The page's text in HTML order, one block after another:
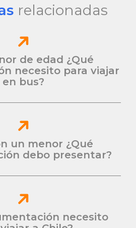
relacionadas
de edad ¿Qué
necesito para viajar
en bus?
un menor ¿Qué
debo presentar?
necesito